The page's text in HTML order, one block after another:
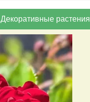
Декоративные растения